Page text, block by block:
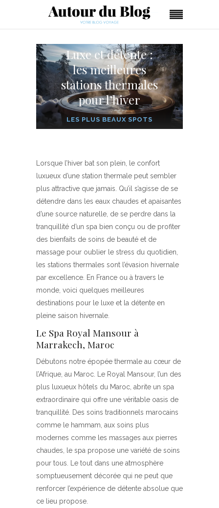
Luxe et détente :
les meilleures
stations thermales
pour l’hiver
LES PLUS BEAUX SPOTS
Lorsque l’hiver bat son plein, le confort
luxueux d’une station thermale peut sembler
plus attractive que jamais. Qu’il s’agisse de se
détendre dans les eaux chaudes et apaisantes
d’une source naturelle, de se perdre dans la
tranquillité d’un spa bien conçu ou de profiter
des bienfaits de soins de beauté et de
massage pour oublier le stress du quotidien,
les stations thermales sont l’évasion hivernale
par excellence. En France ou à travers le
monde, voici quelques meilleures
destinations pour le luxe et la détente en
pleine saison hivernale.
Le Spa Royal Mansour à
Marrakech, Maroc
Débutons notre épopée thermale au cœur de
l’Afrique, au Maroc. Le Royal Mansour, l’un des
plus luxueux hôtels du Maroc, abrite un spa
extraordinaire qui offre une véritable oasis de
tranquillité. Des soins traditionnels marocains
comme le hammam, aux soins plus
modernes comme les massages aux pierres
chaudes, le spa propose une variété de soins
pour tous. Le tout dans une atmosphère
somptueusement décorée qui ne peut que
renforcer l’expérience de détente absolue que
ce lieu propose.